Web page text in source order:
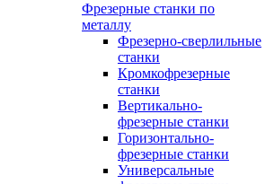
Фрезерные станки по
металлу
Фрезерно-сверлильные
станки
Кромкофрезерные
станки
Вертикально-
фрезерные станки
Горизонтально-
фрезерные станки
Универсальные